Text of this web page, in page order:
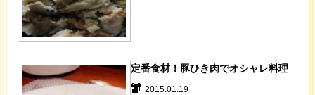
定番食材！豚ひき肉でオシャレ料理
2015.01.19